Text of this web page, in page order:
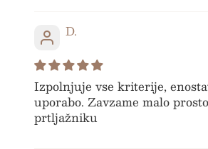
BREZPLAČNA
D.
Izpolnjuje vse kriterije,
uporabo. Zavzame malo
prtljažniku